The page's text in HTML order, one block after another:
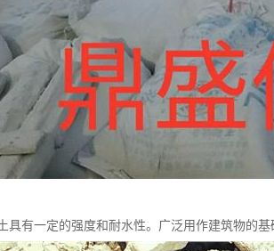
具有一定的强度和耐水性。广泛用作建筑物的基